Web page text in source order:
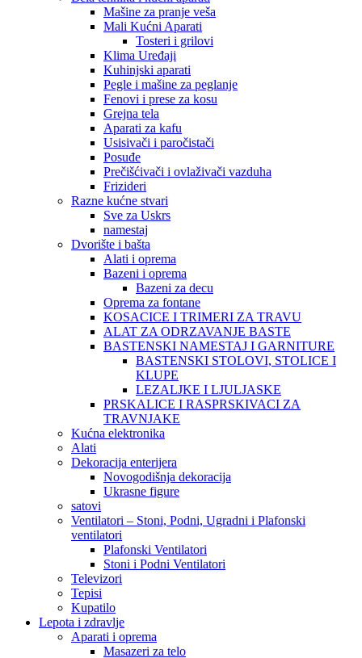
Mašine za pranje veša
Mali Kućni Aparati
Tosteri i grilovi
Klima Uređaji
Kuhinjski aparati
Pegle i mašine za peglanje
Fenovi i prese za kosu
Grejna tela
Aparati za kafu
Usisivači i paročistači
Posuđe
Prečišćivači i ovlaživači vazduha
Frizideri
Razne kućne stvari
Sve za Uskrs
namestaj
Dvorište i bašta
Alati i oprema
Bazeni i oprema
Bazeni za decu
Oprema za fontane
KOSACICE I TRIMERI ZA TRAVU
ALAT ZA ODRZAVANJE BASTE
BASTENSKI NAMESTAJ I GARNITURE
BASTENSKI STOLOVI, STOLICE I
KLUPE
LEZALJKE I LJULJASKE
PRSKALICE I RASPRSKIVACI ZA
TRAVNJAKE
Kućna elektronika
Alati
Dekoracija enterijera
Novogodišnja dekoracija
Ukrasne figure
satovi
Ventilatori – Stoni, Podni, Ugradni i Plafonski
ventilatori
Plafonski Ventilatori
Stoni i Podni Ventilatori
Televizori
Tepisi
Kupatilo
Lepota i zdravlje
Aparati i oprema
Masazeri za telo